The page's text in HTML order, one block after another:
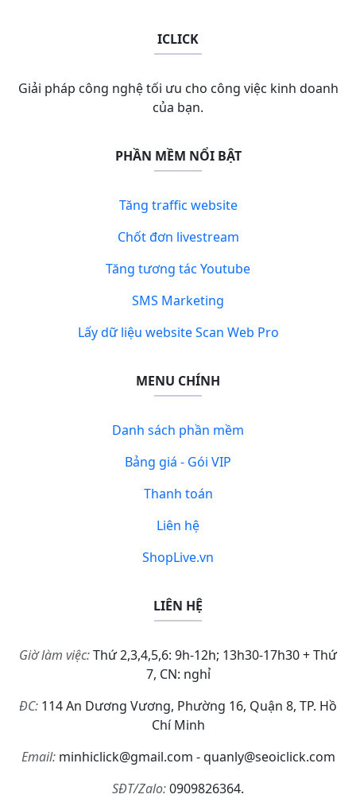
ICLICK
Giải pháp công nghệ tối ưu cho công việc kinh doanh
của bạn.
PHẦN MỀM NỔI BẬT
Tăng traffic website
Chốt đơn livestream
Tăng tương tác Youtube
SMS Marketing
Lấy dữ liệu website Scan Web Pro
MENU CHÍNH
Danh sách phần mềm
Bảng giá - Gói VIP
Thanh toán
Liên hệ
ShopLive.vn
LIÊN HỆ
Giờ làm việc:Thứ 2,3,4,5,6: 9h-12h; 13h30-17h30 + Thứ
7, CN: nghỉ
ĐC: 114 An Dương Vương, Phường 16, Quận 8, TP. Hồ
Chí Minh
Email:minhiclick@gmail.com - quanly@seoiclick.com
SĐT/Zalo:0909826364.